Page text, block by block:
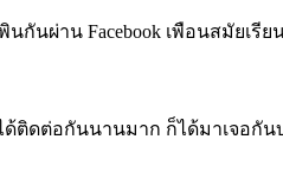
นผ่าน Facebook เพือนสมัยเรีย
ติดต่อกันนานมาก ก็ได้มาเจอกัน